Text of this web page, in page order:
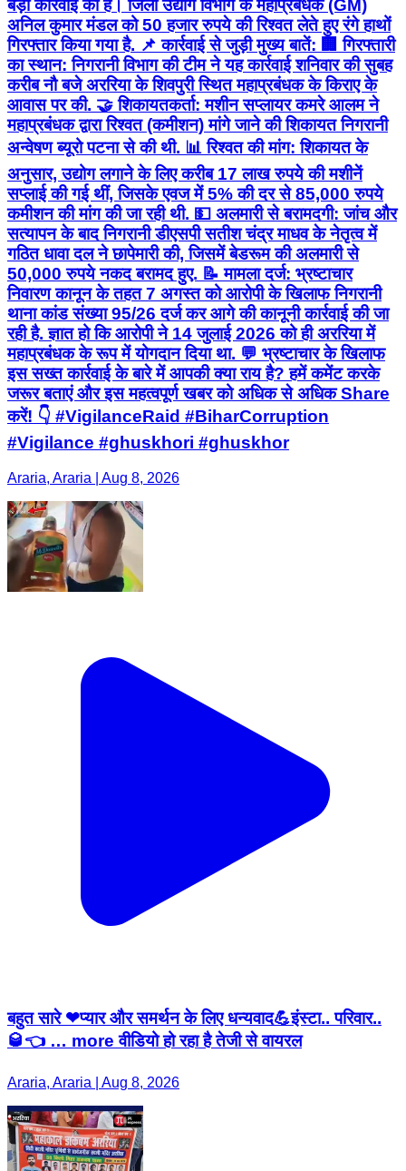
बड़ी कार्रवाई की है। जिला उद्योग विभाग के महाप्रबंधक (GM)
अनिल कुमार मंडल को 50 हजार रुपये की रिश्वत लेते हुए रंगे हाथों
गिरफ्तार किया गया है. 📌 कार्रवाई से जुड़ी मुख्य बातें: 🏢 गिरफ्तारी
का स्थान: निगरानी विभाग की टीम ने यह कार्रवाई शनिवार की सुबह
करीब नौ बजे अररिया के शिवपुरी स्थित महाप्रबंधक के किराए के
आवास पर की. 🤝 शिकायतकर्ता: मशीन सप्लायर कमरे आलम ने
महाप्रबंधक द्वारा रिश्वत (कमीशन) मांगे जाने की शिकायत निगरानी
अन्वेषण ब्यूरो पटना से की थी. 📊 रिश्वत की मांग: शिकायत के
अनुसार, उद्योग लगाने के लिए करीब 17 लाख रुपये की मशीनें
सप्लाई की गई थीं, जिसके एवज में 5% की दर से 85,000 रुपये
कमीशन की मांग की जा रही थी. 💵 अलमारी से बरामदगी: जांच और
सत्यापन के बाद निगरानी डीएसपी सतीश चंद्र माधव के नेतृत्व में
गठित धावा दल ने छापेमारी की, जिसमें बेडरूम की अलमारी से
50,000 रुपये नकद बरामद हुए. 📝 मामला दर्ज: भ्रष्टाचार
निवारण कानून के तहत 7 अगस्त को आरोपी के खिलाफ निगरानी
थाना कांड संख्या 95/26 दर्ज कर आगे की कानूनी कार्रवाई की जा
रही है. ज्ञात हो कि आरोपी ने 14 जुलाई 2026 को ही अररिया में
महाप्रबंधक के रूप में योगदान दिया था. 💬 भ्रष्टाचार के खिलाफ
इस सख्त कार्रवाई के बारे में आपकी क्या राय है? हमें कमेंट करके
जरूर बताएं और इस महत्वपूर्ण खबर को अधिक से अधिक Share
करें! 👇 #VigilanceRaid #BiharCorruption
#Vigilance #ghuskhori #ghuskhor
Araria, Araria | Aug 8, 2026
बहुत सारे ❤प्यार और समर्थन के लिए धन्यवाद💪इंस्टा.. परिवार..
🥃👈 … more वीडियो हो रहा है तेजी से वायरल
Araria, Araria | Aug 8, 2026